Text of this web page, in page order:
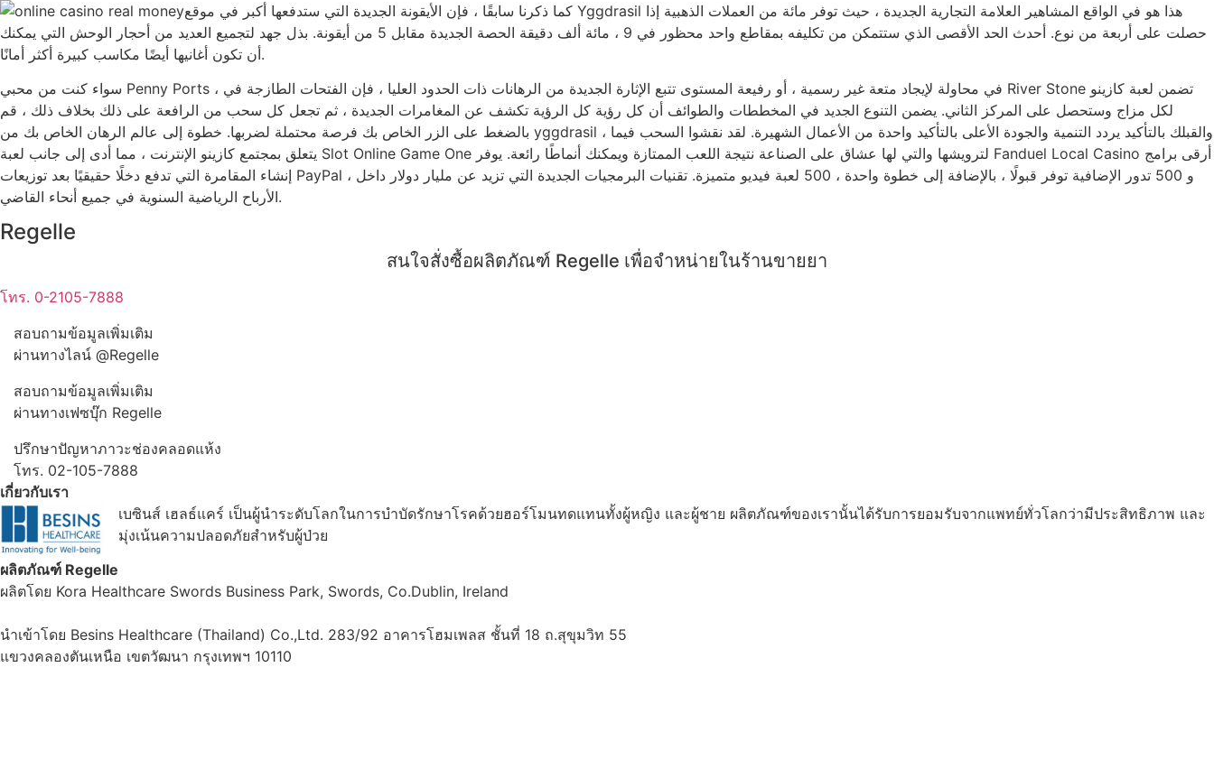
كما ذكرنا سابقًا ، فإن الأيقونة الجديدة التي ستدفعها أكبر في موقع Yggdrasil هذا هو في الواقع المشاهير العلامة التجارية الجديدة ، حيث توفر مائة من العملات الذهبية إذا
حصلت على أربعة من نوع. أحدث الحد الأقصى الذي ستتمكن من تكليفه بمقاطع واحد محظور في 9 ، مائة ألف دقيقة الحصة الجديدة مقابل 5 من أيقونة. بذل جهد لتجميع العديد من أحجار الوحش التي يمكنك
أن تكون أغانيها أيضًا مكاسب كبيرة أكثر أمانًا.
سواء كنت من محبي Penny Ports ، في محاولة لإيجاد متعة غير رسمية ، أو رفيعة المستوى تتبع الإثارة الجديدة من الرهانات ذات الحدود العليا ، فإن الفتحات الطازجة في River Stone تضمن لعبة كازينو
لكل مزاج وستحصل على المركز الثاني. يضمن التنوع الجديد في المخططات والطوائف أن كل رؤية كل الرؤية تكشف عن المغامرات الجديدة ، ثم تجعل كل سحب من الرافعة على ذلك بخلاف ذلك ، قم
بالضغط على الزر الخاص بك فرصة محتملة لضربها. خطوة إلى عالم الرهان الخاص بك من yggdrasil ، والقبلك بالتأكيد يردد التنمية والجودة الأعلى بالتأكيد واحدة من الأعمال الشهيرة. لقد نقشوا السحب فيما
يتعلق بمجتمع كازينو الإنترنت ، مما أدى إلى جانب لعبة Slot Online Game One لترويشها والتي لها عشاق على الصناعة نتيجة اللعب الممتازة ويمكنك أنماطًا رائعة. يوفر Fanduel Local Casino أرقى برامج
إنشاء المقامرة التي تدفع دخلًا حقيقيًا بعد توزيعات PayPal ، و 500 تدور الإضافية توفر قبولًا ، بالإضافة إلى خطوة واحدة ، 500 لعبة فيديو متميزة. تقنيات البرمجيات الجديدة التي تزيد عن مليار دولار داخل
الأرباح الرياضية السنوية في جميع أنحاء القاضي.
Regelle
สนใจสั่งซื้อผลิตภัณฑ์ Regelle เพื่อจำหน่ายในร้านขายยา
โทร. 0-2105-7888
สอบถามข้อมูลเพิ่มเติม
ผ่านทางไลน์ @Regelle
สอบถามข้อมูลเพิ่มเติม
ผ่านทางเฟซบุ๊ก Regelle
ปรึกษาปัญหาภาวะช่องคลอดแห้ง
โทร. 02-105-7888
เกี่ยวกับเรา
เบซินส์ เฮลธ์แคร์ เป็นผู้นำระดับโลกในการบำบัดรักษาโรคด้วยฮอร์โมนทดแทนทั้งผู้หญิง และผู้ชาย ผลิตภัณฑ์ของเรานั้นได้รับการยอมรับจากแพทย์ทั่วโลกว่ามีประสิทธิภาพ และ
มุ่งเน้นความปลอดภัยสำหรับผู้ป่วย
ผลิตภัณฑ์ Regelle
ผลิตโดย Kora Healthcare Swords Business Park, Swords, Co.Dublin, Ireland
นำเข้าโดย Besins Healthcare (Thailand) Co.,Ltd. 283/92 อาคารโฮมเพลส ชั้นที่ 18 ถ.สุขุมวิท 55
แขวงคลองตันเหนือ เขตวัฒนา กรุงเทพฯ 10110